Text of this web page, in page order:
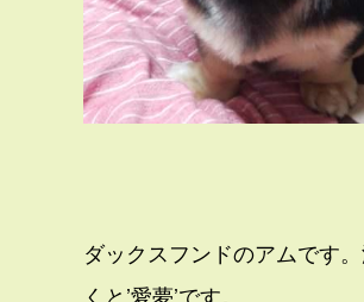
ダックスフンドのアムです
くと’愛夢’です。